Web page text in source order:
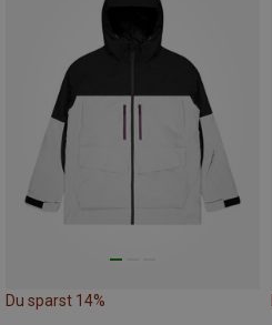
Du sparst 14%